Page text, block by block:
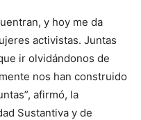
y hoy me da
activistas. Juntas
ir olvidándonos de
nos han construido
afirmó, la
Sustantiva y de